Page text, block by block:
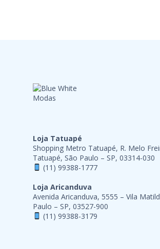
Loja Tatuapé
Shopping Metro Tatuapé, R. Melo
Tatuapé, São Paulo – SP, 03314-030
(11) 99388-1777
Loja Aricanduva
Avenida Aricanduva, 5555 – Vila
Paulo – SP, 03527-900
(11) 99388-3179